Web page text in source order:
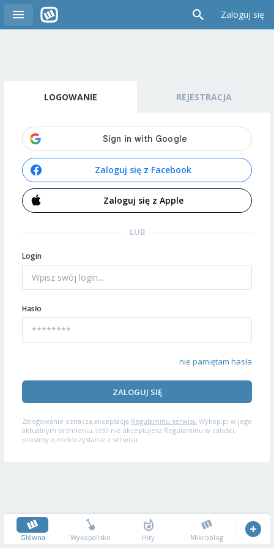
Zaloguj się
LOGOWANIE REJESTRACJA
Zaloguj się z Facebook
Zaloguj się z Apple
LUB
Login
Hasło
nie pamiętam hasła
ZALOGUJ SIĘ
Zalogowanie oznacza akceptację Regulaminu serwisu Wykop.pl w jego
aktualnym brzmieniu. Jeśli nie akceptujesz Regulaminu w całości,
prosimy o niekorzystanie z serwisu.
Główna Wykopalisko Hity Mikroblog